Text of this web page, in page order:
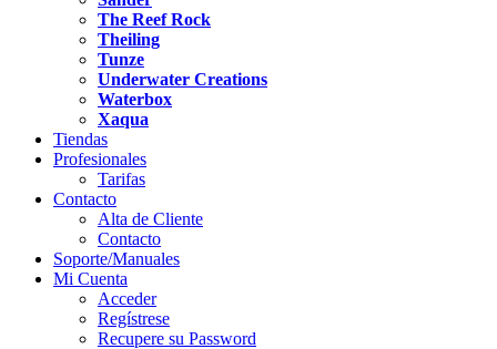
The Reef Rock
Theiling
Tunze
Underwater Creations
Waterbox
Xaqua
Tiendas
Profesionales
Tarifas
Contacto
Alta de Cliente
Contacto
Soporte/Manuales
Mi Cuenta
Acceder
Regístrese
Recupere su Password